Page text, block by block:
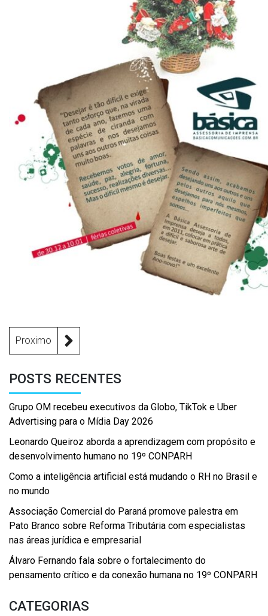
Proximo
POSTS RECENTES
Grupo OM recebeu executivos da Globo, TikTok e Uber
Advertising para o Mídia Day 2026
Leonardo Queiroz aborda a aprendizagem com propósito e
desenvolvimento humano no 19º CONPARH
Como a inteligência artificial está mudando o RH no Brasil e
no mundo
Associação Comercial do Paraná promove palestra em
Pato Branco sobre Reforma Tributária com especialistas
nas áreas jurídica e empresarial
Álvaro Fernando fala sobre o fortalecimento do
pensamento crítico e da conexão humana no 19º CONPARH
CATEGORIAS